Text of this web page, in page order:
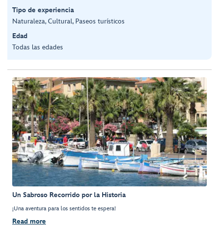
Tipo de experiencia
Naturaleza, Cultural, Paseos turísticos
Edad
Todas las edades
Un Sabroso Recorrido por la Historia
¡Una aventura para los sentidos te espera!
Read more